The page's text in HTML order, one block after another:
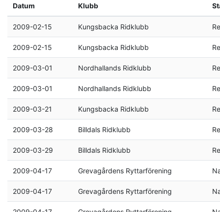
Datum Klubb
2009-02-15 Kungsbacka Ridklubb
2009-02-15 Kungsbacka Ridklubb
2009-03-01 Nordhallands Ridklubb
2009-03-01 Nordhallands Ridklubb
2009-03-21 Kungsbacka Ridklubb
2009-03-28 Billdals Ridklubb
2009-03-29 Billdals Ridklubb
2009-04-17 Grevagårdens Ryttarförening
2009-04-17 Grevagårdens Ryttarförening